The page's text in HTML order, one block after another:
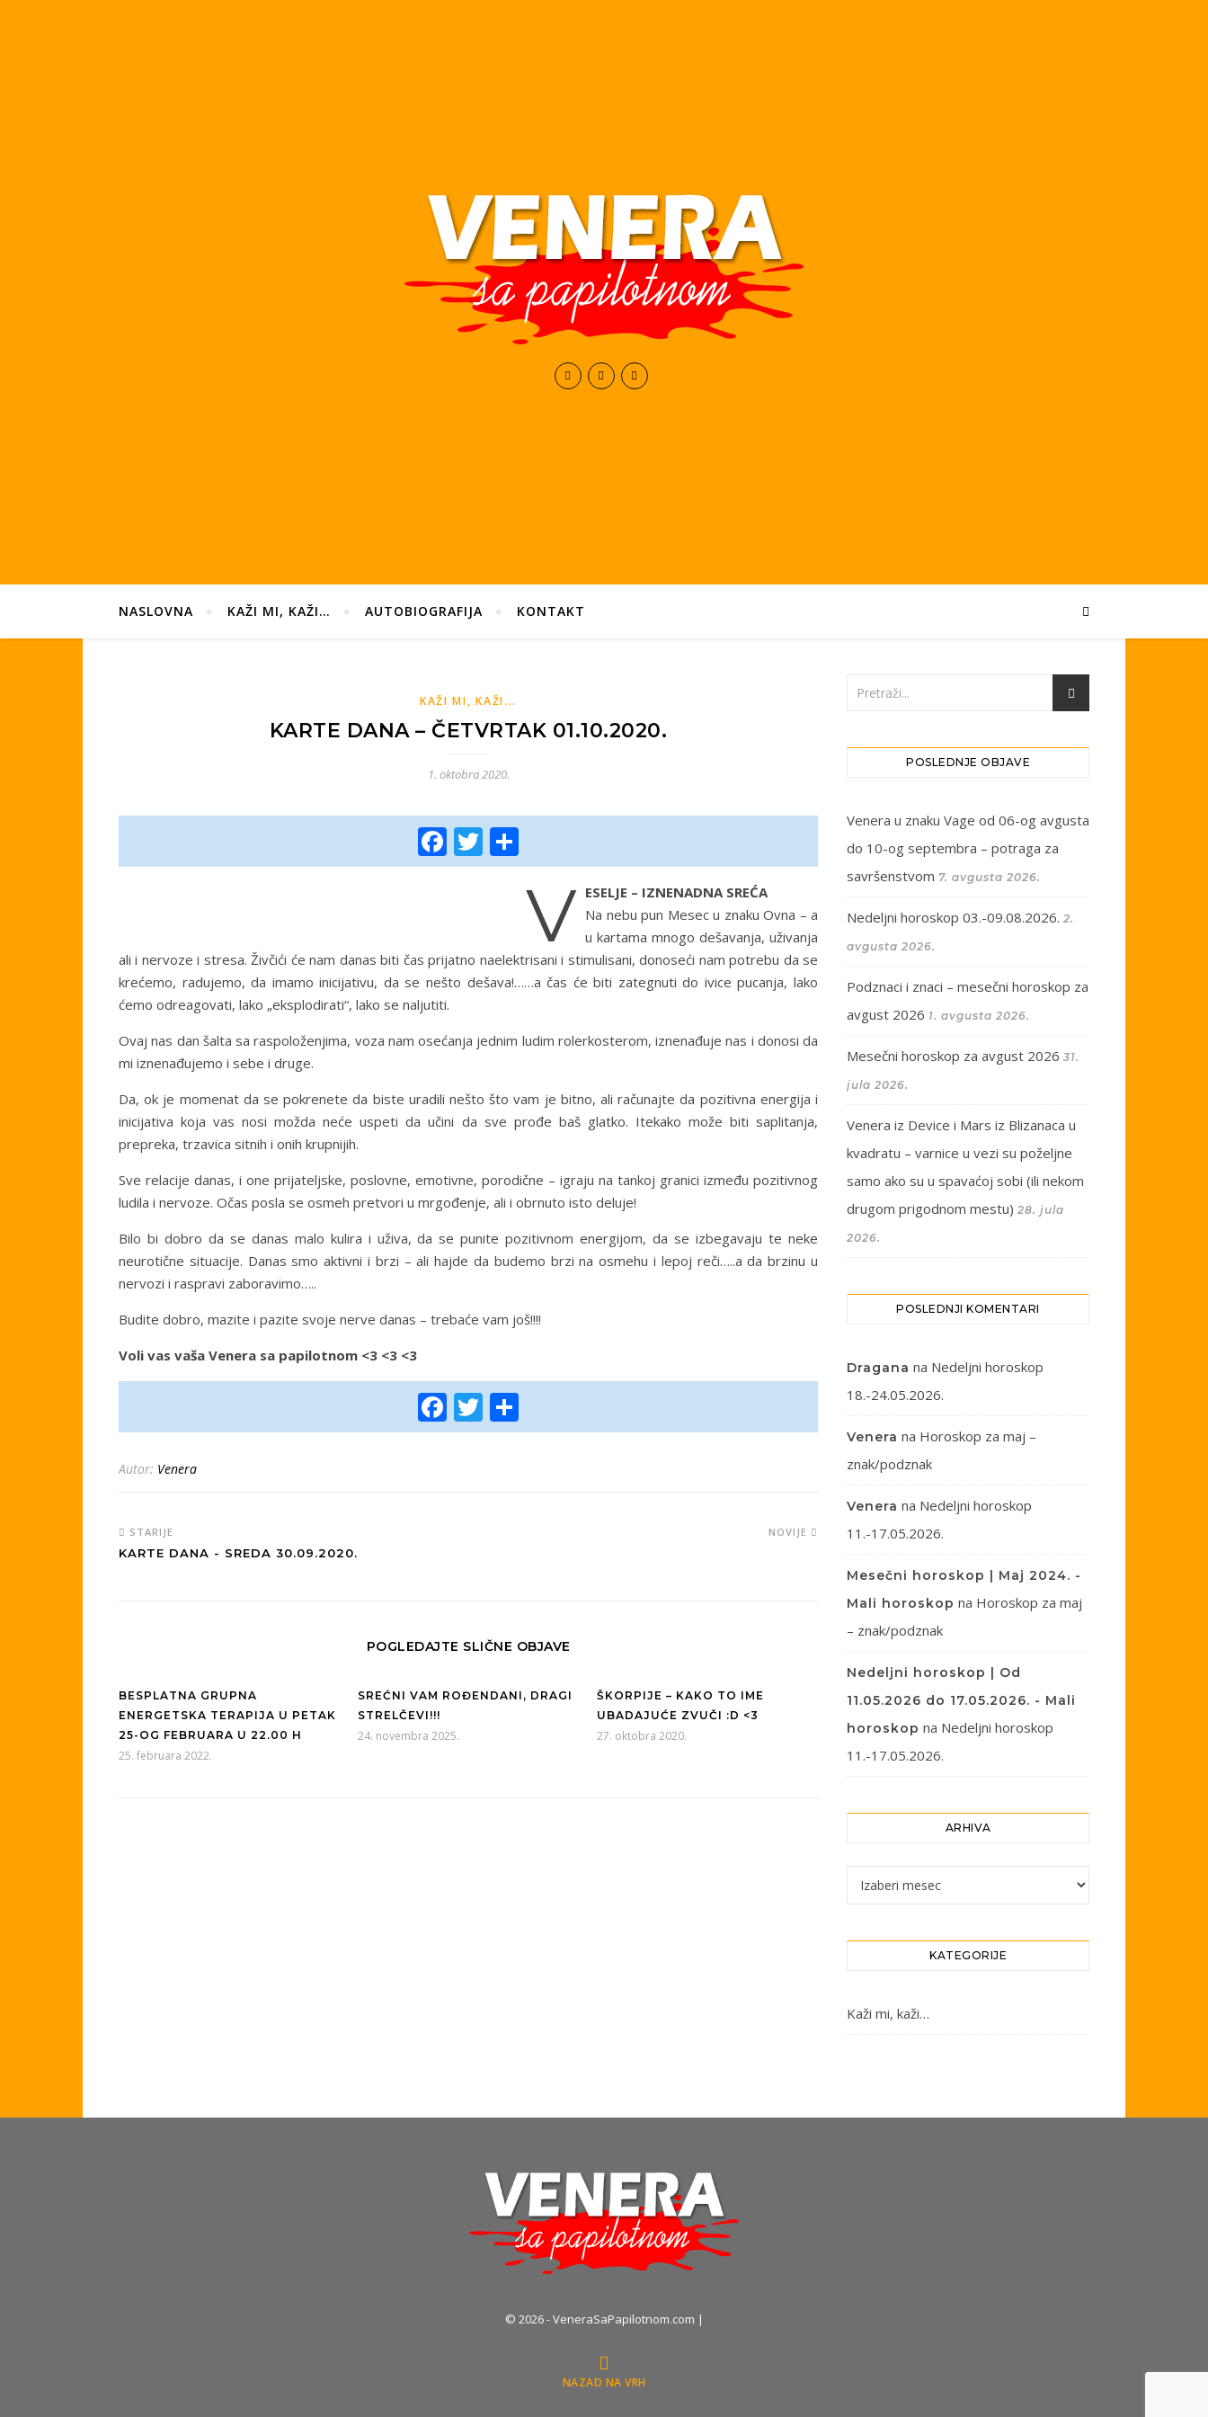
NASLOVNA KAŽI MI, KAŽI… AUTOBIOGRAFIJA KONTAKT
KAŽI MI, KAŽI...
KARTE DANA – ČETVRTAK 01.10.2020.
1. oktobra 2020.
Facebook
Twitter
V ESELJE – IZNENADNA SREĆA
Na nebu pun Mesec u znaku Ovna – a
u kartama mnogo dešavanja, uživanja
ali i nervoze i stresa. Živčići će nam danas biti čas prijatno naelektrisani i stimulisani, donoseći nam potrebu da se
krećemo, radujemo, da imamo inicijativu, da se nešto dešava!……a čas će biti zategnuti do ivice pucanja, lako
ćemo odreagovati, lako „eksplodirati“, lako se naljutiti.
Ovaj nas dan šalta sa raspoloženjima, voza nam osećanja jednim ludim rolerkosterom, iznenađuje nas i donosi da
mi iznenađujemo i sebe i druge.
Da, ok je momenat da se pokrenete da biste uradili nešto što vam je bitno, ali računajte da pozitivna energija i
inicijativa koja vas nosi možda neće uspeti da učini da sve prođe baš glatko. Itekako može biti saplitanja,
prepreka, trzavica sitnih i onih krupnijih.
Sve relacije danas, i one prijateljske, poslovne, emotivne, porodične – igraju na tankoj granici između pozitivnog
ludila i nervoze. Očas posla se osmeh pretvori u mrgođenje, ali i obrnuto isto deluje!
Bilo bi dobro da se danas malo kulira i uživa, da se punite pozitivnom energijom, da se izbegavaju te neke
neurotične situacije. Danas smo aktivni i brzi – ali hajde da budemo brzi na osmehu i lepoj reči…..a da brzinu u
nervozi i raspravi zaboravimo…..
Budite dobro, mazite i pazite svoje nerve danas – trebaće vam još!!!!
Voli vas vaša Venera sa papilotnom <3 <3 <3
Facebook
Twitter
Autor: Venera
STARIJE
KARTE DANA - SREDA 30.09.2020.
NOVIJE
POGLEDAJTE SLIČNE OBJAVE
BESPLATNA GRUPNA
ENERGETSKA TERAPIJA U PETAK
25-OG FEBRUARA U 22.00 H
25. februara 2022.
SREĆNI VAM ROĐENDANI, DRAGI
STRELČEVI!!!
24. novembra 2025.
ŠKORPIJE – KAKO TO IME
UBADAJUĆE ZVUČI :D <3
27. oktobra 2020.
POSLEDNJE OBJAVE
Venera u znaku Vage od 06-og avgusta
do 10-og septembra – potraga za
savršenstvom 7. avgusta 2026.
Nedeljni horoskop 03.-09.08.2026. 2.
avgusta 2026.
Podznaci i znaci – mesečni horoskop za
avgust 2026 1. avgusta 2026.
Mesečni horoskop za avgust 2026 31.
jula 2026.
Venera iz Device i Mars iz Blizanaca u
kvadratu – varnice u vezi su poželjne
samo ako su u spavaćoj sobi (ili nekom
drugom prigodnom mestu) 28. jula
2026.
POSLEDNJI KOMENTARI
Dragana na Nedeljni horoskop
18.-24.05.2026.
Venera na Horoskop za maj –
znak/podznak
Venera na Nedeljni horoskop
11.-17.05.2026.
Mesečni horoskop | Maj 2024. -
Mali horoskop na Horoskop za maj
– znak/podznak
Nedeljni horoskop | Od
11.05.2026 do 17.05.2026. - Mali
horoskop na Nedeljni horoskop
11.-17.05.2026.
ARHIVA
Arhiva
KATEGORIJE
Kaži mi, kaži…
© 2026 - VeneraSaPapilotnom.com |
NAZAD NA VRH